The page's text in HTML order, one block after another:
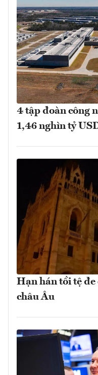
4 tập đoàn công
1,46 nghìn tỷ
Hạn hán tồi tệ
châu Âu